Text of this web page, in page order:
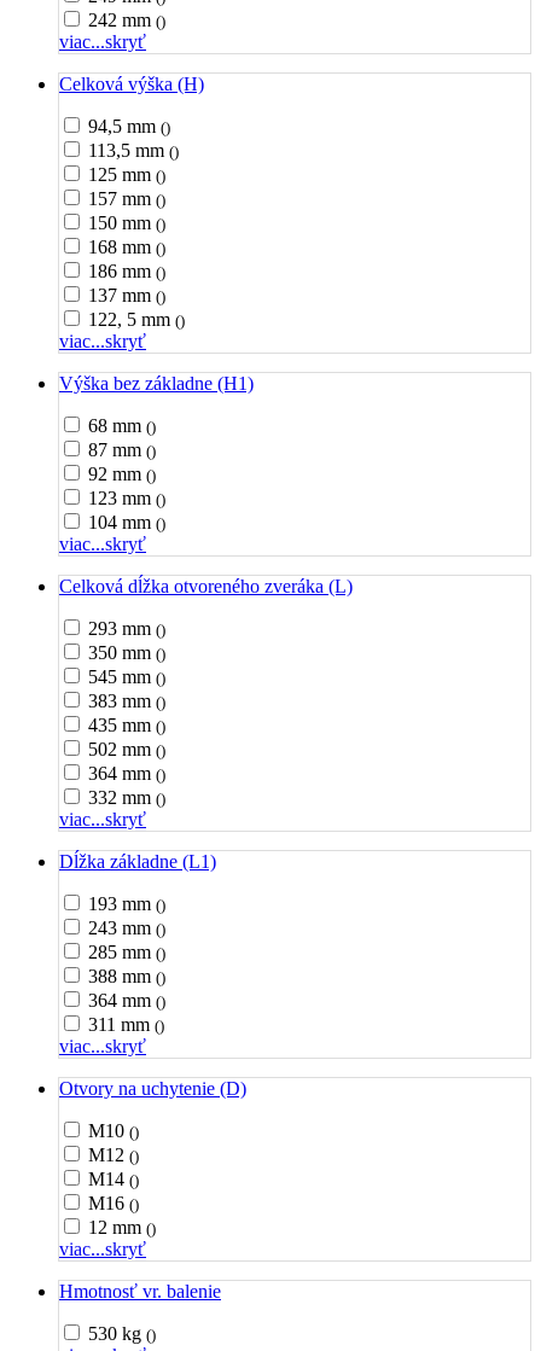
242 mm ()
viac...skryť
Celková výška (H)
94,5 mm ()
113,5 mm ()
125 mm ()
157 mm ()
150 mm ()
168 mm ()
186 mm ()
137 mm ()
122, 5 mm ()
viac...skryť
Výška bez základne (H1)
68 mm ()
87 mm ()
92 mm ()
123 mm ()
104 mm ()
viac...skryť
Celková dĺžka otvoreného zveráka (L)
293 mm ()
350 mm ()
545 mm ()
383 mm ()
435 mm ()
502 mm ()
364 mm ()
332 mm ()
viac...skryť
Dĺžka základne (L1)
193 mm ()
243 mm ()
285 mm ()
388 mm ()
364 mm ()
311 mm ()
viac...skryť
Otvory na uchytenie (D)
M10 ()
M12 ()
M14 ()
M16 ()
12 mm ()
viac...skryť
Hmotnosť vr. balenie
530 kg ()